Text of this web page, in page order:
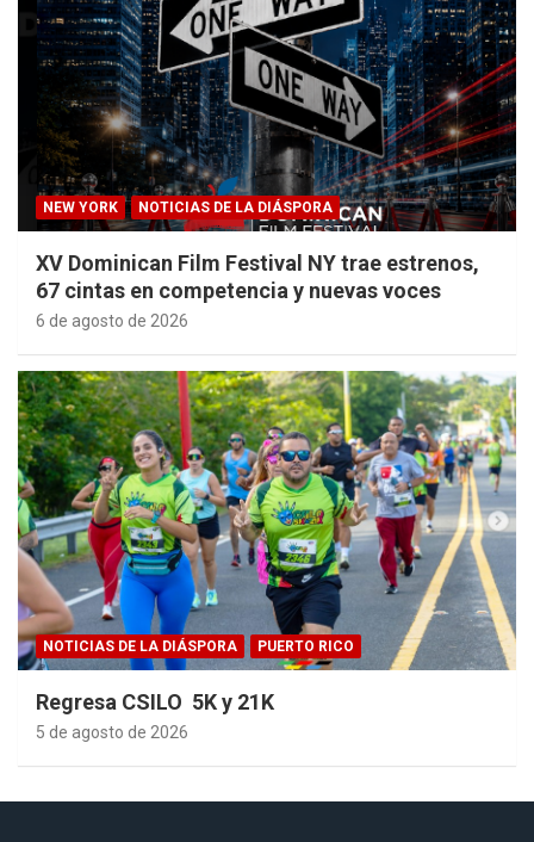
NEW YORK NOTICIAS DE LA DIÁSPORA
XV Dominican Film Festival NY trae estrenos,
67 cintas en competencia y nuevas voces
6 de agosto de 2026
NOTICIAS DE LA DIÁSPORA PUERTO RICO
Regresa CSILO 5K y 21K
5 de agosto de 2026